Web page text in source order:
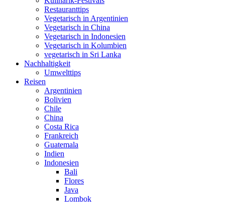
Restauranttips
Vegetarisch in Argentinien
Vegetarisch in China
Vegetarisch in Indonesien
Vegetarisch in Kolumbien
vegetarisch in Sri Lanka
Nachhaltigkeit
Umwelttips
Reisen
Argentinien
Bolivien
Chile
China
Costa Rica
Frankreich
Guatemala
Indien
Indonesien
Bali
Flores
Java
Lombok